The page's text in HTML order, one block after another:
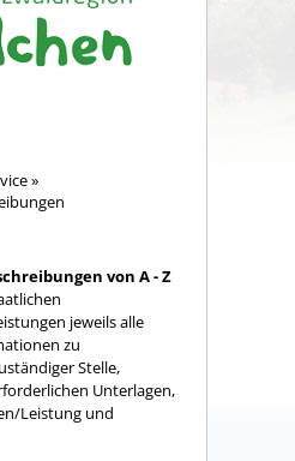
»
von A - Z
jeweils alle
zu
Stelle,
Unterlagen,
Leistung und